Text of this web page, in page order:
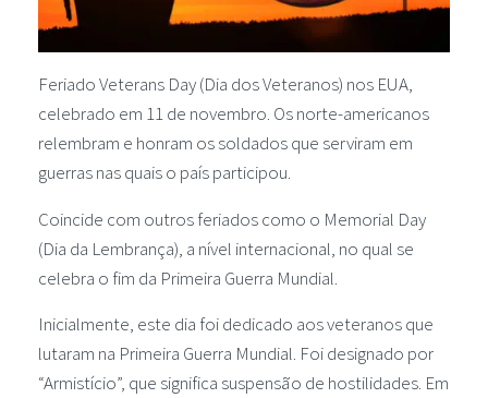
Feriado Veterans Day (Dia dos Veteranos) nos EUA,
celebrado em 11 de novembro. Os norte-americanos
relembram e honram os soldados que serviram em
guerras nas quais o país participou.
Coincide com outros feriados como o Memorial Day
(Dia da Lembrança), a nível internacional, no qual se
celebra o fim da Primeira Guerra Mundial.
Inicialmente, este dia foi dedicado aos veteranos que
lutaram na Primeira Guerra Mundial. Foi designado por
“Armistício”, que significa suspensão de hostilidades. Em